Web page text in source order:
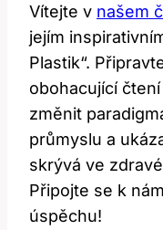
Vítejte v našem
jejím
Plastik“.
obohacující
změnit
průmyslu a
skrývá ve
Připojte se k
úspěchu!